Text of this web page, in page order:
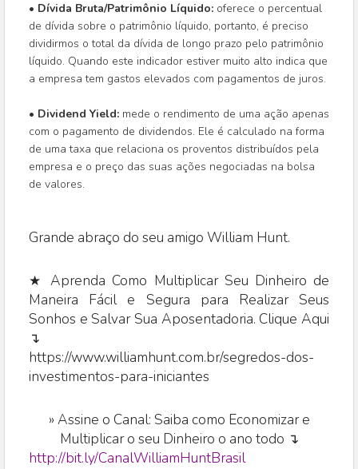
• Dívida Bruta/Patrimônio Líquido: oferece o percentual
de dívida sobre o patrimônio líquido, portanto, é preciso
dividirmos o total da dívida de longo prazo pelo patrimônio
líquido. Quando este indicador estiver muito alto indica que
a empresa tem gastos elevados com pagamentos de juros.
• Dividend Yield: mede o rendimento de uma ação apenas
com o pagamento de dividendos. Ele é calculado na forma
de uma taxa que relaciona os proventos distribuídos pela
empresa e o preço das suas ações negociadas na bolsa
de valores.
Grande abraço do seu amigo William Hunt.
★ Aprenda Como Multiplicar Seu Dinheiro de
Maneira Fácil e Segura para Realizar Seus
Sonhos e Salvar Sua Aposentadoria. Clique Aqui
↴
https://www.williamhunt.com.br/segredos-dos-
investimentos-para-iniciantes
»Assine o Canal: Saiba como Economizar e
Multiplicar o seu Dinheiro o ano todo ↴
http://bit.ly/CanalWilliamHuntBrasil